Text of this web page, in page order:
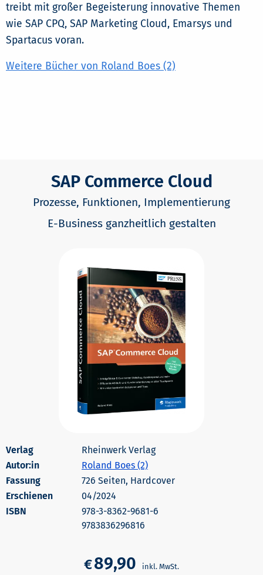
treibt mit großer Begeisterung innovative Themen
wie SAP CPQ, SAP Marketing Cloud, Emarsys und
Spartacus voran.
Weitere Bücher von Roland Boes (2)
SAP Commerce Cloud
Prozesse, Funktionen, Implementierung
E-Business ganzheitlich gestalten
Rheinwerk Verlag
Autor:in
Roland Boes (2)
726 Seiten, Hardcover
Erschienen
04/2024
978-3-8362-9681-6
9783836296816
€89,90